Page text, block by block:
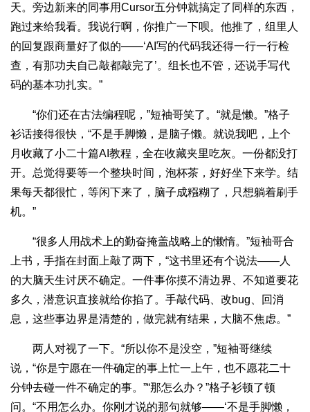
天。旁边新来的同事用Cursor五分钟就搞定了同样的东西，
跑过来给我看。我说行啊，你推广一下呗。他推了，组里人
的回复跟商量好了似的——‘AI写的代码我还得一行一行检
查，有那功夫自己敲都敲完了’。组长也不管，还说手写代
码的基本功扎实。”
“你们还在古法编程呢，”短袖哥笑了。“就是懒。”格子
衫话接得很快，“不是手脚懒，是脑子懒。就说我吧，上个
月收藏了小二十篇AI教程，全在收藏夹里吃灰。一份都没打
开。总觉得要等一个整块时间，泡杯茶，好好坐下来学。结
果每天都很忙，等闲下来了，脑子成糨糊了，只想躺着刷手
机。”
“很多人用战术上的勤奋掩盖战略上的懒惰。”短袖哥合
上书，手指在封面上敲了两下，“这书里还有个说法——人
的大脑天生讨厌不确定。一件事你摸不清边界、不知道要花
多久，潜意识直接就给你掐了。手敲代码、改bug、回消
息，这些事边界是清楚的，做完就有结果，大脑不焦虑。”
两人对视了一下。“所以你不是没空，”短袖哥继续
说，“你是宁愿在一件确定的事上忙一上午，也不愿花二十
分钟去碰一件不确定的事。”“那怎么办？”格子衫顿了顿
问。“不用怎么办。你刚才说的那句就够——‘不是手脚懒，